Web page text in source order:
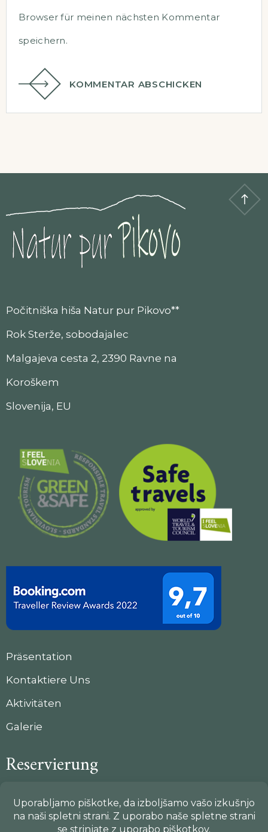
Browser für meinen nächsten Kommentar
speichern.
KOMMENTAR ABSCHICKEN
Počitniška hiša Natur pur Pikovo**
Rok Sterže, sobodajalec
Malgajeva cesta 2, 2390 Ravne na
Koroškem
Slovenija, EU
Präsentation
Kontaktiere Uns
Aktivitäten
Galerie
Reservierung
Eva:
00386 (0)41 364 426
Rok: 00386 (0)41 747 996